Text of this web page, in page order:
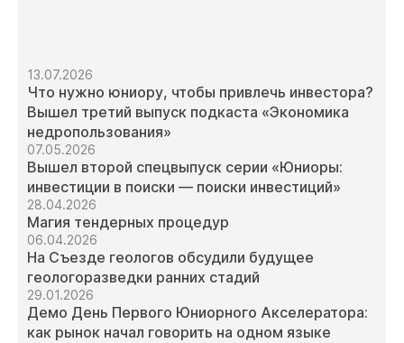
13.07.2026
Что нужно юниору, чтобы привлечь инвестора?
Вышел третий выпуск подкаста «Экономика
недропользования»
07.05.2026
Вышел второй спецвыпуск серии «Юниоры:
инвестиции в поиски — поиски инвестиций»
28.04.2026
Магия тендерных процедур
06.04.2026
На Съезде геологов обсудили будущее
геологоразведки ранних стадий
29.01.2026
Демо День Первого Юниорного Акселератора:
как рынок начал говорить на одном языке